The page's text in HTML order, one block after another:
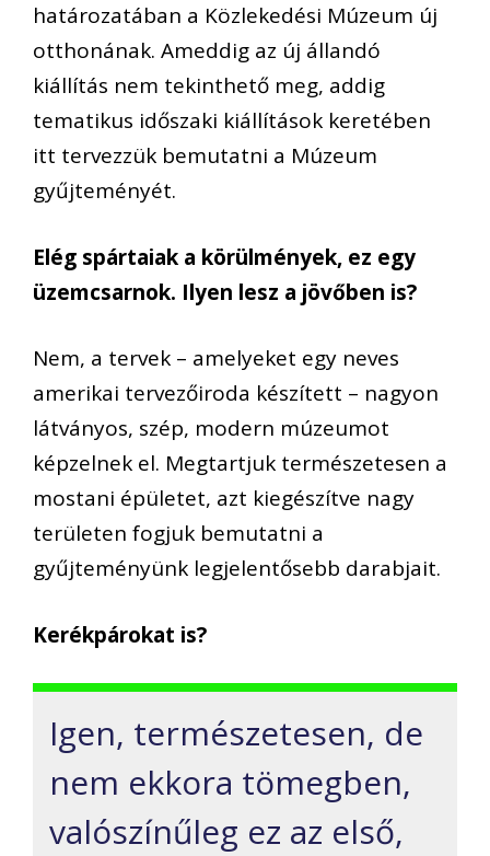
határozatában a Közlekedési Múzeum új
otthonának. Ameddig az új állandó
kiállítás nem tekinthető meg, addig
tematikus időszaki kiállítások keretében
itt tervezzük bemutatni a Múzeum
gyűjteményét.
Elég spártaiak a körülmények, ez egy
üzemcsarnok. Ilyen lesz a jövőben is?
Nem, a tervek – amelyeket egy neves
amerikai tervezőiroda készített – nagyon
látványos, szép, modern múzeumot
képzelnek el. Megtartjuk természetesen a
mostani épületet, azt kiegészítve nagy
területen fogjuk bemutatni a
gyűjteményünk legjelentősebb darabjait.
Kerékpárokat is?
Igen, természetesen, de
nem ekkora tömegben,
valószínűleg ez az első,